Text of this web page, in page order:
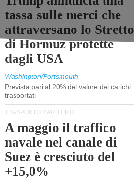
tassa sulle merci che
attraversano lo Stretto
di Hormuz protette
dagli USA
Washington/Portsmouth
Prevista pari al 20% del valore dei carichi
trasportati
TRASPORTO MARITTIMO
A maggio il traffico
navale nel canale di
Suez è cresciuto del
+15,0%